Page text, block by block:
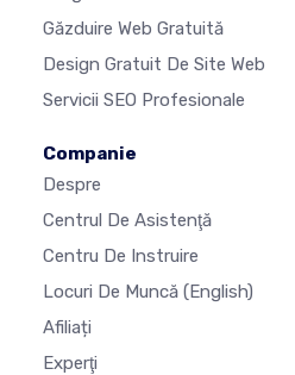
Găzduire Web Gratuită
Design Gratuit De Site Web
Servicii SEO Profesionale
Companie
Despre
Centrul De Asistenţă
Centru De Instruire
Locuri De Muncă (English)
Afiliați
Experţi